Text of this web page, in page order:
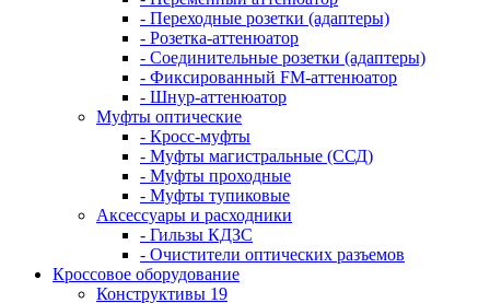
- Переходные розетки (адаптеры)
- Розетка-аттенюатор
- Соединительные розетки (адаптеры)
- Фиксированный FM-аттенюатор
- Шнур-аттенюатор
Муфты оптические
- Кросс-муфты
- Муфты магистральные (ССД)
- Муфты проходные
- Муфты тупиковые
Аксессуары и расходники
- Гильзы КДЗС
- Очистители оптических разъемов
Кроссовое оборудование
Конструктивы 19